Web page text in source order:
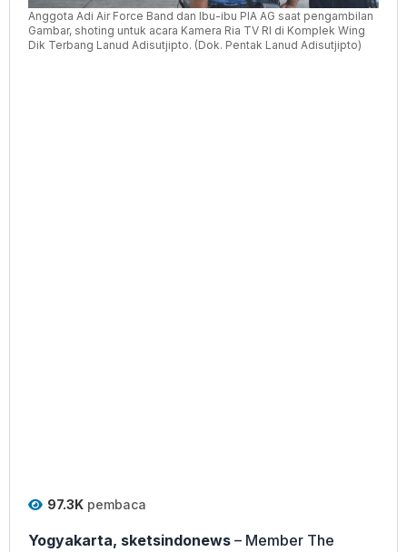
Anggota Adi Air Force Band dan Ibu-ibu PIA AG saat pengambilan
Gambar, shoting untuk acara Kamera Ria TV RI di Komplek Wing
Dik Terbang Lanud Adisutjipto. (Dok. Pentak Lanud Adisutjipto)
97.3K pembaca
Yogyakarta, sketsindonews – Member The